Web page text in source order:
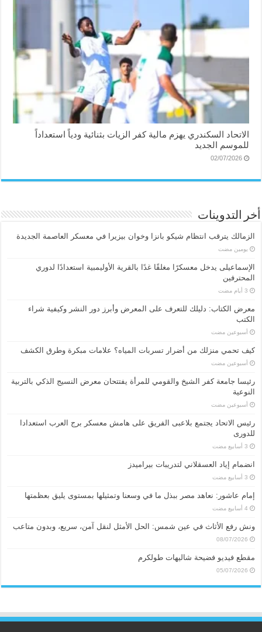
الاتحاد السكندري يهزم مالية كفر الزيات بثنائية ودياً استعداداً
للموسم الجديد
02/07/2026
أخر التدوينات
الزمالك يترقب انتظام شيكو بانزا وخوان بيزيرا في معسكر العاصمة الجديدة
‏يومين مضت
الإسماعیلی یدخل معسكرًا مغلقًا غدًا بالقرية الأوليمبية استعدادًا لدوري
المحترفين
معرض الكتاب: دليلك للتعرف على المعرض وأبرز دور النشر وكيفية شراء
الكتب
‏أسبوعين مضت
كيف تحمي منزلك من أضرار تسربات المياه؟ علامات مبكرة وطرق الكشف
‏أسبوعين مضت
رئيسا جامعة كفر الشيخ والقومي للمرأة يفتتحان معرض النسيج الذكي بالتربية
النوعية
‏أسبوعين مضت
رئيس الاتحاد يجتمع بلاعبى الفريق على هامش معسكر برج العرب استعدادا
للدورى
انضمام إياد العسقلاني لتدريبات بيراميدز
إمام عاشور: نعاهد مصر ببذل ما في وسعنا وتمثيلها بمستوى يليق بعظمتها
ونش رفع الأثاث في عين شمس: الحل الأمثل لنقل آمن، سريع، وبدون متاعب
08/07/2026
مقطع فيديو فضيحة شاليهات طولكرم
05/07/2026